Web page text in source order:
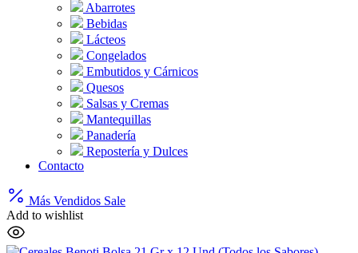
Abarrotes
Bebidas
Lácteos
Congelados
Embutidos y Cárnicos
Quesos
Salsas y Cremas
Mantequillas
Panadería
Repostería y Dulces
Contacto
Más Vendidos Sale
Add to wishlist